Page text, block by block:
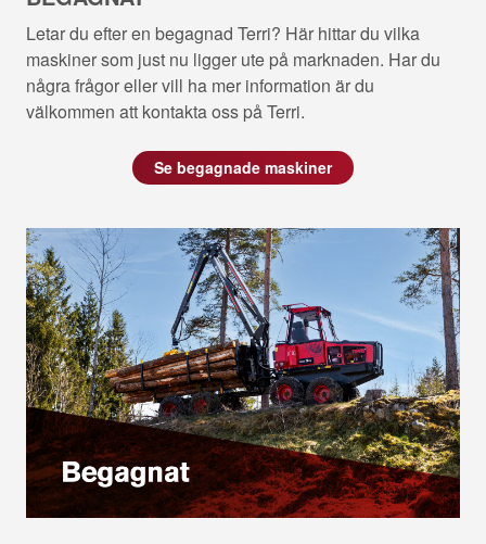
Letar du efter en begagnad Terri? Här hittar du vilka
maskiner som just nu ligger ute på marknaden. Har du
några frågor eller vill ha mer information är du
välkommen att kontakta oss på Terri.
Se begagnade maskiner